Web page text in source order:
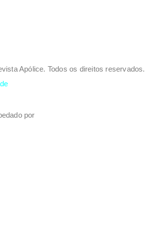
Apólice. Todos os direitos reservados.
por